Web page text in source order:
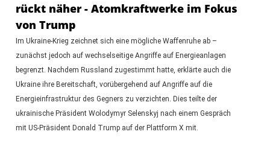
rückt näher - Atomkraftwerke im Fokus
von Trump
Im Ukraine-Krieg zeichnet sich eine mögliche Waffenruhe ab –
zunächst jedoch auf wechselseitige Angriffe auf Energieanlagen
begrenzt. Nachdem Russland zugestimmt hatte, erklärte auch die
Ukraine ihre Bereitschaft, vorübergehend auf Angriffe auf die
Energieinfrastruktur des Gegners zu verzichten. Dies teilte der
ukrainische Präsident Wolodymyr Selenskyj nach einem Gespräch
mit US-Präsident Donald Trump auf der Plattform X mit.